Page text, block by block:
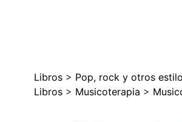
Libros > Pop, rock y otros
Libros > Musicoterapia >